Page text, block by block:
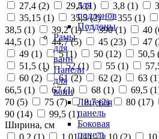
для
поддонов
Поддоны
Рамы
для
ванн
Панели
для
ванн
Лицевая
панель
Боковая
панель
27,4 (2) 29,5 (1) 3,8 (1)
35,15 (1) 35,5 (2) 355 (1)
38,5 (1) 39,2 (1) 390 (1) 40 (
44,5 (1) 44,7 (5) 45 (23) 47 (
49 (1) 5 (1) 50 (12) 50,5
51,5 (1) 52 (1) 55 (1)
60 (2) 61 (2) 62 (2) 63 (1
66,5 (1) 67 (1) 68 (1) 69,5 (1
70 (5) 75 (7) 8,7 (2) 80 (17)
90 (14) 99,5 (1)
Ширина, см
0,2 (1) 1,01 (1) 10 (2)